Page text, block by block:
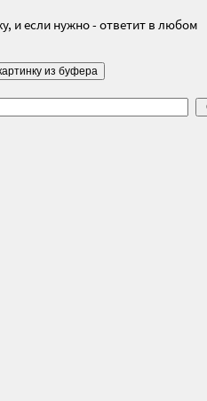
и если нужно - ответит в любом